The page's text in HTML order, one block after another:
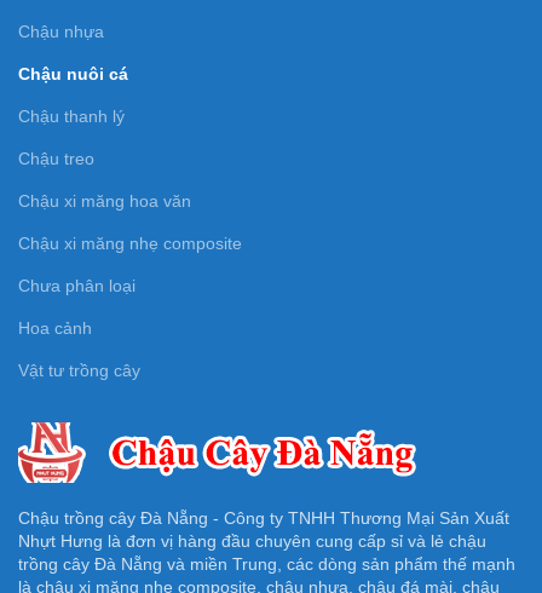
Chậu nhựa
Chậu nuôi cá
Chậu thanh lý
Chậu treo
Chậu xi măng hoa văn
Chậu xi măng nhẹ composite
Chưa phân loại
Hoa cảnh
Vật tư trồng cây
Chậu trồng cây Đà Nẵng - Công ty TNHH Thương Mại Sản Xuất
Nhựt Hưng là đơn vị hàng đầu chuyên cung cấp sỉ và lẻ chậu
trồng cây Đà Nẵng và miền Trung, các dòng sản phẩm thế mạnh
là chậu xi măng nhẹ composite, chậu nhựa, chậu đá mài, chậu